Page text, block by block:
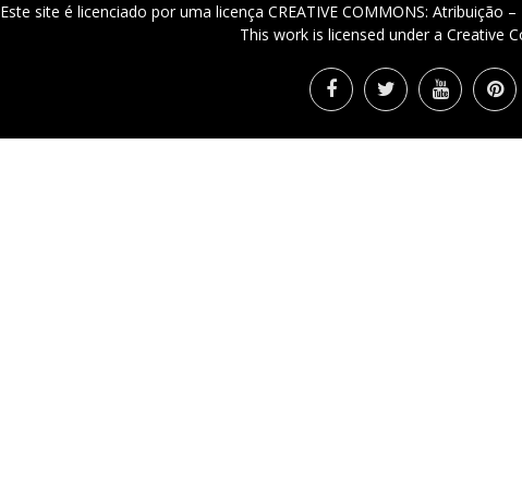
Este site é licenciado por uma licença CREATIVE COMMONS: Atribuição
This work is licensed under a Creative